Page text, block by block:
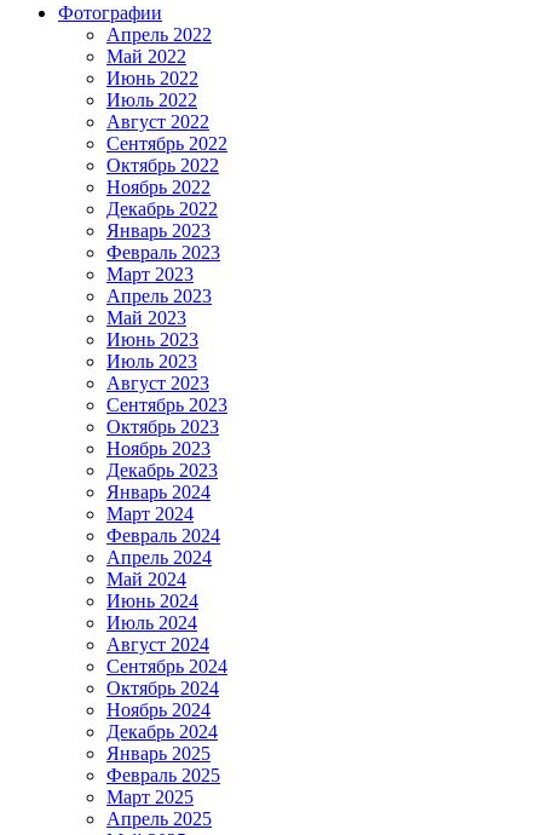
Фотографии
Апрель 2022
Май 2022
Июнь 2022
Июль 2022
Август 2022
Сентябрь 2022
Октябрь 2022
Ноябрь 2022
Декабрь 2022
Январь 2023
Февраль 2023
Март 2023
Апрель 2023
Май 2023
Июнь 2023
Июль 2023
Август 2023
Сентябрь 2023
Октябрь 2023
Ноябрь 2023
Декабрь 2023
Январь 2024
Март 2024
Февраль 2024
Апрель 2024
Май 2024
Июнь 2024
Июль 2024
Август 2024
Сентябрь 2024
Октябрь 2024
Ноябрь 2024
Декабрь 2024
Январь 2025
Февраль 2025
Март 2025
Апрель 2025